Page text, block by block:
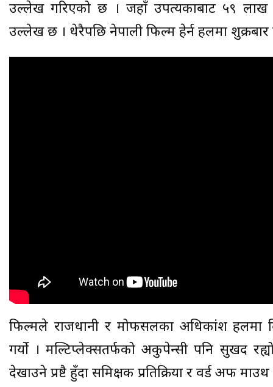
उल्लेख गरिएको छ । जहाँ उपत्यकाबाट ५९
उल्लेख छ । धेरैपछि नेपाली फिल्म हेर्न हलमा शुक्रबार
फिल्मले राजधानी र मोफसलका अधिकांश हलमा
गर्यो । मल्टिप्लेक्सतर्फको अकुपेन्सी पनि सुखद
देखाउने प्रष्टै हुँदा समिक्षक प्रतिक्रिया र वर्ड अफ